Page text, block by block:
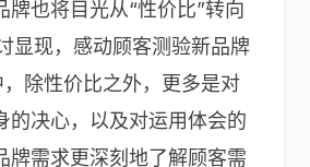
牌也将目光从“性价比”转向
显现，感动顾客测验新品牌
除性价比之外，更多是对
的决心，以及对运用体会的
牌需求更深刻地了解顾客需